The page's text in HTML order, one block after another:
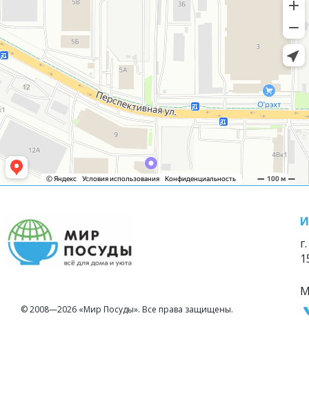
© 2008—2026 «Мир Посуды». Все права защищены.